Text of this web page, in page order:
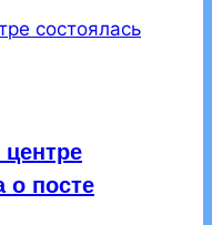
о посте